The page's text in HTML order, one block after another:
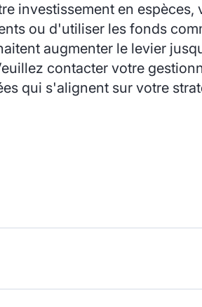
investissement en espèces,
ou d'utiliser les fonds
augmenter le levier
contacter votre
qui s'alignent sur votre